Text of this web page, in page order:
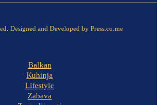
Designed and Developed by Press.co.me
Balkan
Kuhinja
Lifestyle
Zabava